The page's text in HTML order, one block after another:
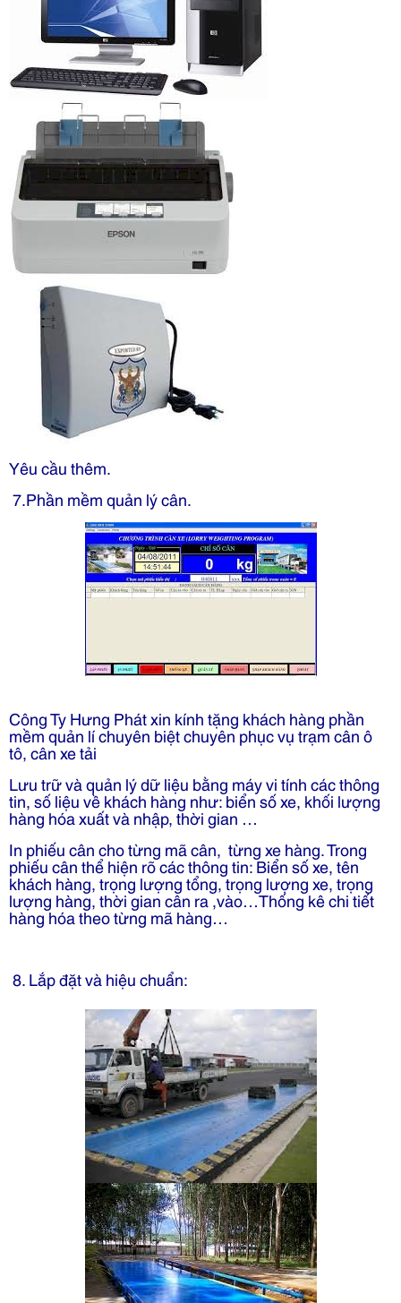
Yêu cầu thêm.
7.Phần mềm quản lý cân.
Công Ty Hưng Phát xin kính tặng khách hàng phần
mềm quản lí chuyên biệt chuyên phục vụ trạm cân ô
tô, cân xe tải
Lưu trữ và quản lý dữ liệu bằng máy vi tính các thông
tin, số liệu về khách hàng như: biển số xe, khối lượng
hàng hóa xuất và nhập, thời gian …
In phiếu cân cho từng mã cân, từng xe hàng. Trong
phiếu cân thể hiện rõ các thông tin: Biển số xe, tên
khách hàng, trọng lượng tổng, trọng lượng xe, trọng
lượng hàng, thời gian cân ra ,vào…Thống kê chi tiết
hàng hóa theo từng mã hàng…
8. Lắp đặt và hiệu chuẩn: